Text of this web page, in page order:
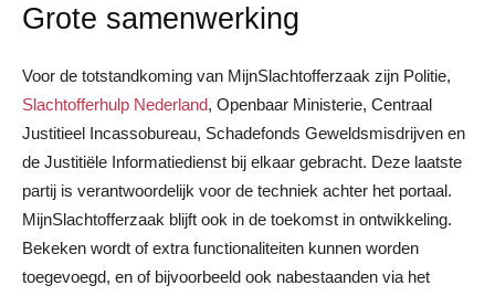
Grote samenwerking
Voor de totstandkoming van MijnSlachtofferzaak zijn Politie,
Slachtofferhulp Nederland, Openbaar Ministerie, Centraal
Justitieel Incassobureau, Schadefonds Geweldsmisdrijven en
de Justitiële Informatiedienst bij elkaar gebracht. Deze laatste
partij is verantwoordelijk voor de techniek achter het portaal.
MijnSlachtofferzaak blijft ook in de toekomst in ontwikkeling.
Bekeken wordt of extra functionaliteiten kunnen worden
toegevoegd, en of bijvoorbeeld ook nabestaanden via het